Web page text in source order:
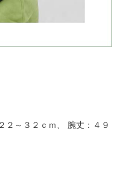
２～３２ｃｍ、 腕丈：４９